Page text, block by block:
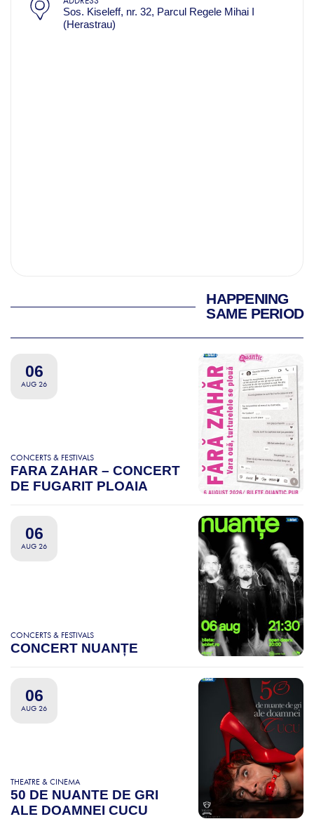
Sos. Kiseleff, nr. 32, Parcul Regele Mihai I
(Herastrau)
HAPPENING
SAME PERIOD
06
AUG 26
CONCERTS & FESTIVALS
FARA ZAHAR – CONCERT
DE FUGARIT PLOAIA
06
AUG 26
CONCERTS & FESTIVALS
CONCERT NUANȚE
06
AUG 26
THEATRE & CINEMA
50 DE NUANTE DE GRI
ALE DOAMNEI CUCU